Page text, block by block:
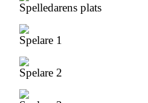
Spelledarens plats
Spelare 1
Spelare 2